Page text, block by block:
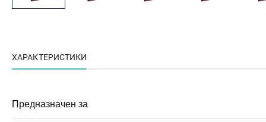
ХАРАКТЕРИСТИКИ
Предназначен за